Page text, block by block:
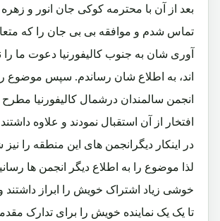
بعد از آن با محترمه کوکی جان انور و
تماس شدم و موافقه بی بی جان را که
آوری شان به جنوب کالیفورنیا دعوت ما را
اند، به اطلاع شان رساندم. سپس موضوع
انجمن سالمندان درشمال کالیفورنیا
افتخار از آن استقبال نمودند و علاوه
در اینکار دیگرانجمن های این منطقه را
لذا موضوع را به اطلاع دیگر انجمن ها
خوشی زیاد اشتراک خویش را ابراز
تا یک یک نماینده خویش را برای تدارک